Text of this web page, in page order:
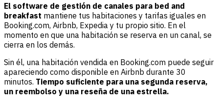
El software de gestión de canales para bed and
breakfast mantiene tus habitaciones y tarifas iguales en
Booking.com, Airbnb, Expedia y tu propio sitio. En el
momento en que una habitación se reserva en un canal, se
cierra en los demás.
Sin él, una habitación vendida en Booking.com puede seguir
apareciendo como disponible en Airbnb durante 30
minutos. Tiempo suficiente para una segunda reserva,
un reembolso y una reseña de una estrella.